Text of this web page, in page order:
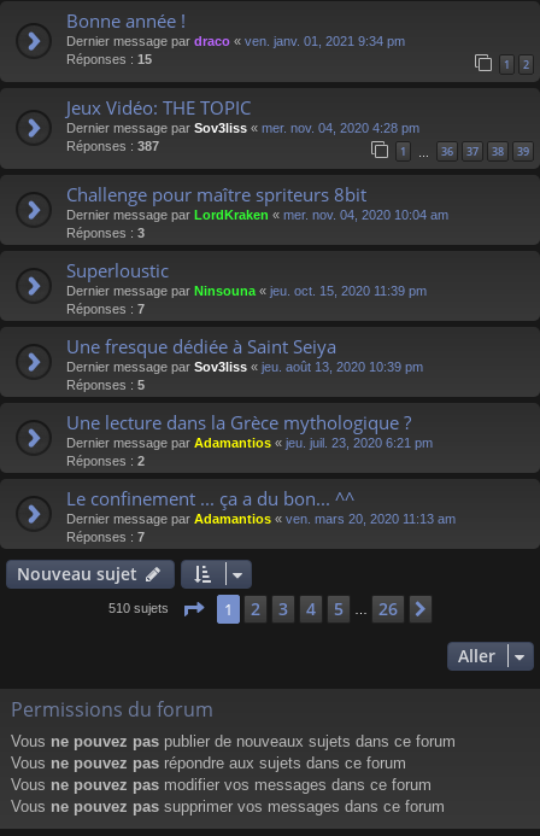
Bonne année !
Dernier message par draco « ven. janv. 01, 2021 9:34 pm
Réponses : 15 1 2
Jeux Vidéo: THE TOPIC
Dernier message par Sov3liss « mer. nov. 04, 2020 4:28 pm
Réponses : 387 1 … 36 37 38 39
Challenge pour maître spriteurs 8bit
Dernier message par LordKraken « mer. nov. 04, 2020 10:04 am
Réponses : 3
Superloustic
Dernier message par Ninsouna « jeu. oct. 15, 2020 11:39 pm
Réponses : 7
Une fresque dédiée à Saint Seiya
Dernier message par Sov3liss « jeu. août 13, 2020 10:39 pm
Réponses : 5
Une lecture dans la Grèce mythologique ?
Dernier message par Adamantios « jeu. juil. 23, 2020 6:21 pm
Réponses : 2
Le confinement ... ça a du bon... ^^
Dernier message par Adamantios « ven. mars 20, 2020 11:13 am
Réponses : 7
Nouveau sujet
510 sujets Page 1sur 26
1 2 3 4 5 26
Aller
Permissions du forum
Vous ne pouvez pas publier de nouveaux sujets dans ce forum
Vous ne pouvez pas répondre aux sujets dans ce forum
Vous ne pouvez pas modifier vos messages dans ce forum
Vous ne pouvez pas supprimer vos messages dans ce forum